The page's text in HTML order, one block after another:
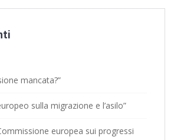
mancata?”
sulla migrazione e l’asilo”
europea sui progressi